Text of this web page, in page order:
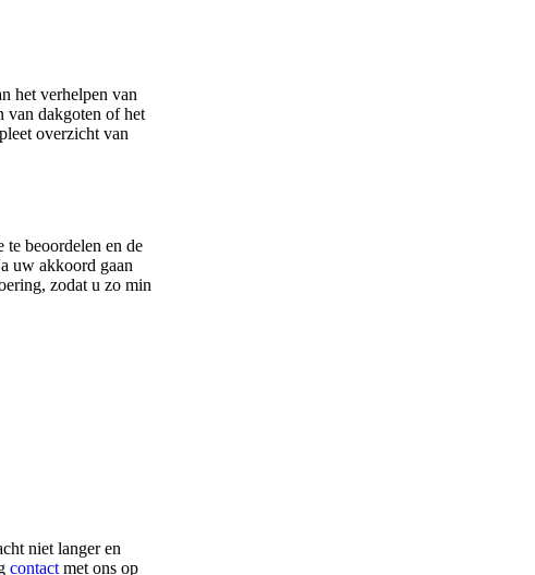
het verhelpen van
van dakgoten of het
overzicht van
beoordelen en de
uw akkoord gaan
zodat u zo min
niet langer en
contact met ons op